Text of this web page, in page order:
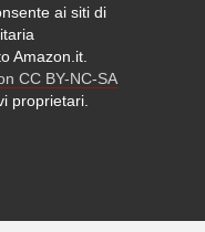
ai siti di
Amazon.it.
CC BY-NC-SA
proprietari.